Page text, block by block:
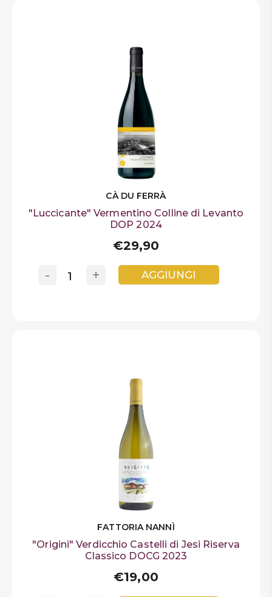
CÀ DU FERRÀ
"Luccicante" Vermentino Colline di Levanto
DOP 2024
€29,90
+
- AGGIUNGI
FATTORIA NANNÌ
"Origini" Verdicchio Castelli di Jesi Riserva
Classico DOCG 2023
€19,00